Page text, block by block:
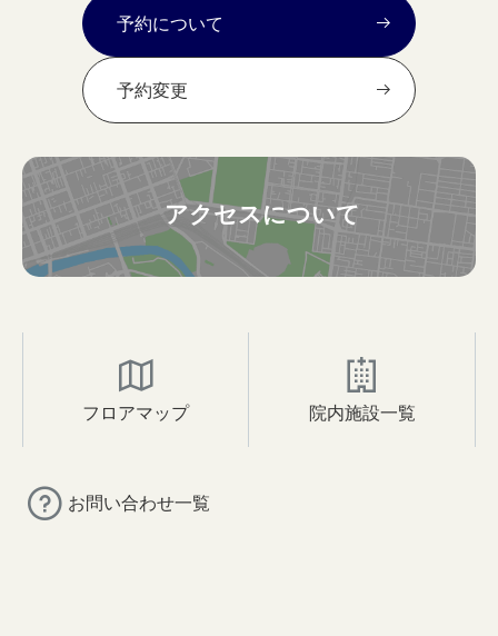
予約について
予約変更
アクセスについて
フロアマップ 院内施設一覧
お問い合わせ一覧